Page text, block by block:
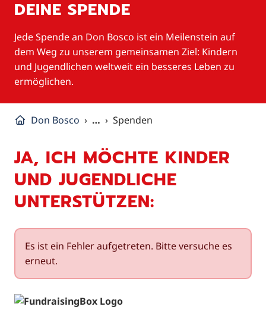
DEINE SPENDE
Jede Spende an Don Bosco ist ein Meilenstein auf
dem Weg zu unserem gemeinsamen Ziel: Kindern
und Jugendlichen weltweit ein besseres Leben zu
ermöglichen.
Don Bosco … Spenden
JA, ICH MÖCHTE KINDER
UND JUGENDLICHE
UNTERSTÜTZEN:
Es ist ein Fehler aufgetreten. Bitte versuche es
erneut.